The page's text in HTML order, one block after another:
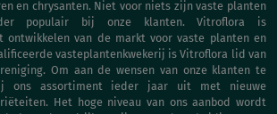
en chrysanten. Niet voor niets zijn vaste planten
populair bij onze klanten. Vitroflora is
ontwikkelen van de markt voor vaste planten en
vasteplantenkwekerij is Vitroflora lid van
Om aan de wensen van onze klanten te
ons assortiment ieder jaar uit met nieuwe
Het hoge niveau van ons aanbod wordt